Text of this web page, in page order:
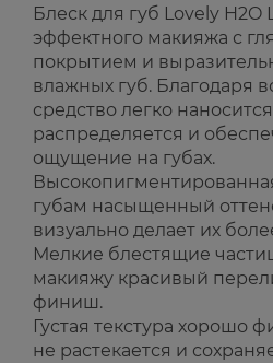
Блеск для губ Lovely H2O
эффектного макияжа с
покрытием и
влажных губ. Благодаря
средство легко
распределяется и
ощущение на губах.
губам насыщенный
визуально делает их
Мелкие блестящие
макияжу красивый
финиш.
Густая текстура хорошо
не растекается и